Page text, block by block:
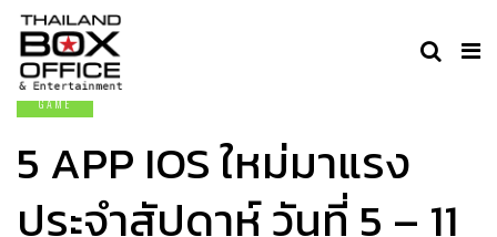
GAME
5 APP IOS ใหม่มาแรง
ประจำสัปดาห์ วันที่ 5 – 11